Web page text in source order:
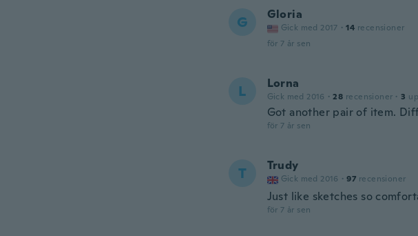
G Gloria
Gick med 2017 · 14 recensioner
för 7 år sen
L Lorna
Gick med 2016 · 28 recensioner · 3
Got another pair of item.
för 7 år sen
T Trudy
Gick med 2016 · 97 recensioner
Just like sketches so
för 7 år sen